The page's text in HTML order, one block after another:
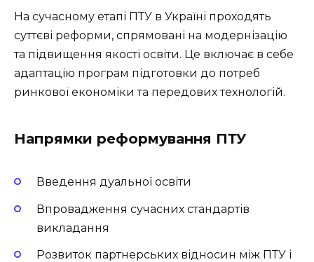
На сучасному етапі ПТУ в Україні проходять
суттєві реформи, спрямовані на модернізацію
та підвищення якості освіти. Це включає в себе
адаптацію програм підготовки до потреб
ринкової економіки та передових технологій.
Напрямки реформування ПТУ
Введення дуальної освіти
Впровадження сучасних стандартів
викладання
Розвиток партнерських відносин між ПТУ і